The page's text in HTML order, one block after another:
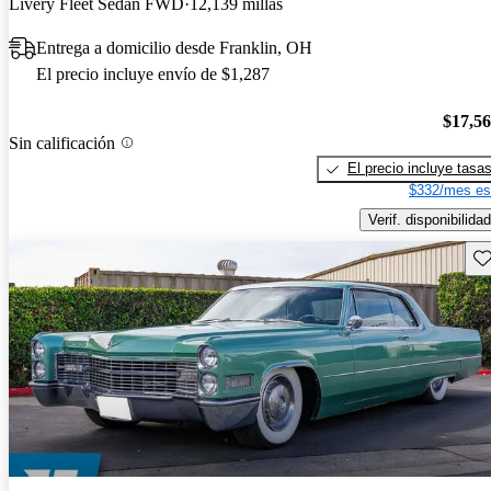
Livery Fleet Sedan FWD 12,139 millas
Entrega a domicilio desde Franklin, OH
El precio incluye envío de $1,287
Sin calificación
El precio incluye tasas
$332/mes
Verif. disponibilidad